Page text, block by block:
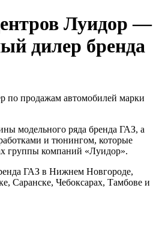
Луидор —
дилер бренда
по продажам автомобилей марки
модельного ряда бренда ГАЗ, а
и тюнингом, которые
группы компаний «Луидор».
ГАЗ в Нижнем Новгороде,
Саранске, Чебоксарах, Тамбове и